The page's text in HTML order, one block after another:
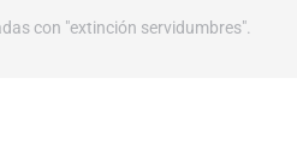
con "extinción servidumbres".